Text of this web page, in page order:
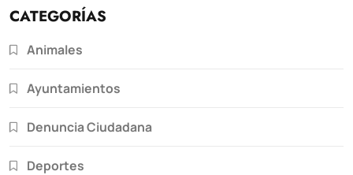
CATEGORÍAS
Animales
Ayuntamientos
Denuncia Ciudadana
Deportes